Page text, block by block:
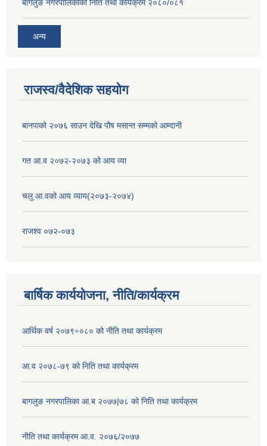
बागलुङ नगरपालिकाको निति तथा कार्यक्रम २०८०/०८१
अन्य
राजस्व/वैदेशिक सहयोग
बानपाको २०७६ साउन देखि पौष मसान्त सम्मको आम्दानी
गत आ.व २०७२-२०७३ को आय व्या
चलु आ.वको आय व्याय(२०७३-२०७४)
राजश्व ०७२-०७३
बार्षिक कार्ययोजना, नीति/कार्यक्रम
आर्थिक वर्ष २०७९÷०८० को नीति तथा कार्यक्रम
आ.व २०७८-७९ को निति तथा कार्यक्रम
बागलुङ नगरपालिका आ.ब २०७७|७८ को निति तथा कार्यक्रम
नीति तथा कार्यक्रम आ.व. २०७६/२०७७